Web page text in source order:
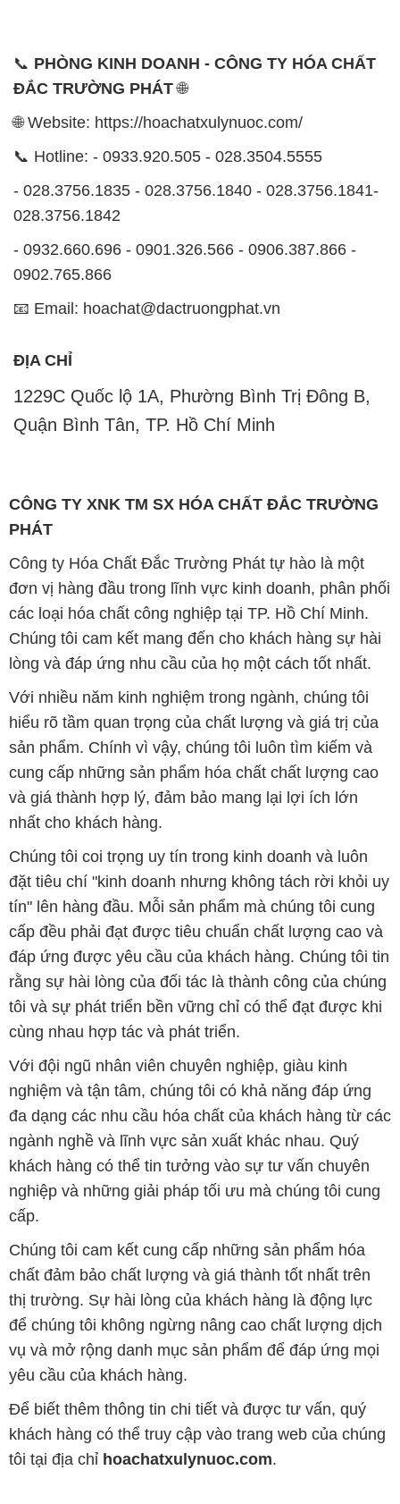
- 028.3756.1835 - 028.3756.1840 - 028.3756.1841-
0902.765.866
📧 Email: hoachat@dactruongphat.vn
ĐỊA CHỈ
1229C Quốc lộ 1A, Phường Bình Trị Đông B,
Quận Bình Tân, TP. Hồ Chí Minh
CÔNG TY XNK TM SX HÓA CHẤT ĐẮC TRƯỜNG
PHÁT
các loại hóa chất công nghiệp tại TP. Hồ Chí Minh.
Chúng tôi cam kết mang đến cho khách hàng sự hài
lòng và đáp ứng nhu cầu của họ một cách tốt nhất.
Với nhiều năm kinh nghiệm trong ngành, chúng tôi
hiểu rõ tầm quan trọng của chất lượng và giá trị của
sản phẩm. Chính vì vậy, chúng tôi luôn tìm kiếm và
cung cấp những sản phẩm hóa chất chất lượng cao
và giá thành hợp lý, đảm bảo mang lại lợi ích lớn
nhất cho khách hàng.
Chúng tôi coi trọng uy tín trong kinh doanh và luôn
đặt tiêu chí "kinh doanh nhưng không tách rời khỏi uy
tín" lên hàng đầu. Mỗi sản phẩm mà chúng tôi cung
cấp đều phải đạt được tiêu chuẩn chất lượng cao và
đáp ứng được yêu cầu của khách hàng. Chúng tôi tin
rằng sự hài lòng của đối tác là thành công của chúng
tôi và sự phát triển bền vững chỉ có thể đạt được khi
cùng nhau hợp tác và phát triển.
Với đội ngũ nhân viên chuyên nghiệp, giàu kinh
nghiệm và tận tâm, chúng tôi có khả năng đáp ứng
đa dạng các nhu cầu hóa chất của khách hàng từ các
ngành nghề và lĩnh vực sản xuất khác nhau. Quý
khách hàng có thể tin tưởng vào sự tư vấn chuyên
nghiệp và những giải pháp tối ưu mà chúng tôi cung
cấp.
Chúng tôi cam kết cung cấp những sản phẩm hóa
chất đảm bảo chất lượng và giá thành tốt nhất trên
thị trường. Sự hài lòng của khách hàng là động lực
để chúng tôi không ngừng nâng cao chất lượng dịch
vụ và mở rộng danh mục sản phẩm để đáp ứng mọi
yêu cầu của khách hàng.
Để biết thêm thông tin chi tiết và được tư vấn, quý
khách hàng có thể truy cập vào trang web của chúng
tôi tại địa chỉhoachatxulynuoc.com.
Bản quyền © 2016 hoachatxulynuoc.com
CÔNG TY XNK TM SX HÓA CHẤT ĐẮC TRƯỜNG PHÁT